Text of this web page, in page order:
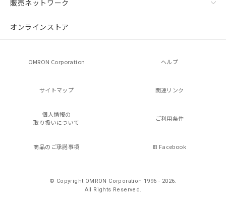
販売ネットワーク
オンラインストア
OMRON Corporation ヘルプ
サイトマップ 関連リンク
個人情報の
取り扱いについて
ご利用条件
商品のご承諾事項 Facebook
© Copyright OMRON Corporation 1996 - 2026.
All Rights Reserved.